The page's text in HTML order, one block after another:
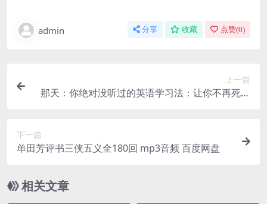
admin 分享 收藏 点赞(0)
上一篇
那天：你绝对没听过的英语学习法：让你不再死背
下一篇
单田芳评书三侠五义全180回 mp3音频 百度网盘
相关文章